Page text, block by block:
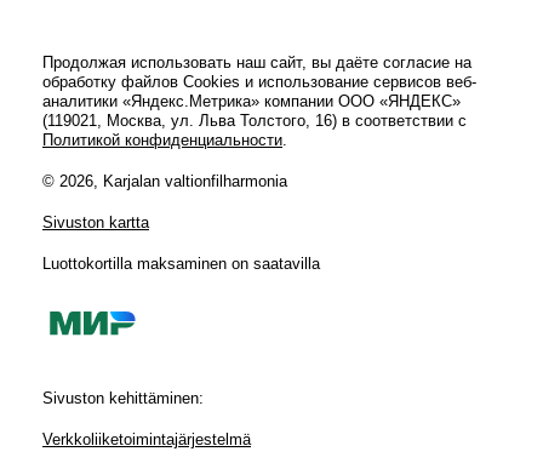
Продолжая использовать наш сайт, вы даёте согласие на
обработку файлов Cookies и использование сервисов веб-
аналитики «Яндекс.Метрика» компании ООО «ЯНДЕКС»
(119021, Москва, ул. Льва Толстого, 16) в соответствии с
Политикой конфиденциальности
© 2026, Karjalan valtionfilharmonia
Sivuston kartta
Luottokortilla maksaminen on saatavilla
Sivuston kehittäminen:
Verkkoliiketoimintajärjestelmä